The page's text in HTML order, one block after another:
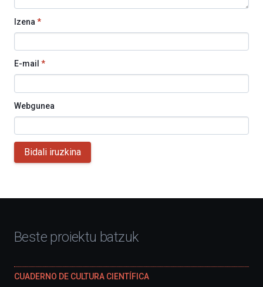
Izena *
E-mail *
Webgunea
Bidali iruzkina
Beste proiektu batzuk
CUADERNO DE CULTURA CIENTÍFICA